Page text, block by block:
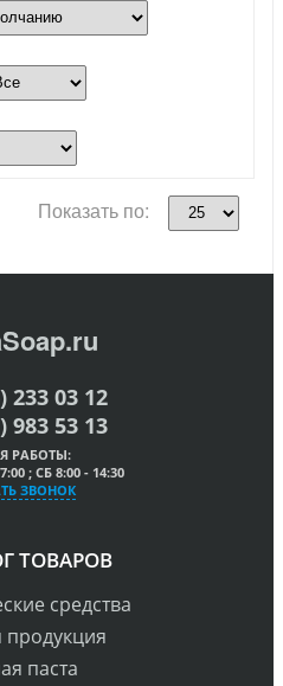
Показать по:
233 03 12
983 53 13
РАБОТЫ:
; СБ 8:00 - 14:30
ЗВОНОК
ТОВАРОВ
средства
продукция
паста